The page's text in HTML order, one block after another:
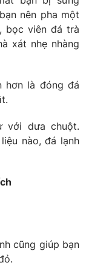
bằng AI
nên pha một
bọc viên đá trà
xát nhẹ nhàng
hơn là đóng đá
với dưa chuột.
nào, đá lạnh
cũng giúp bạn